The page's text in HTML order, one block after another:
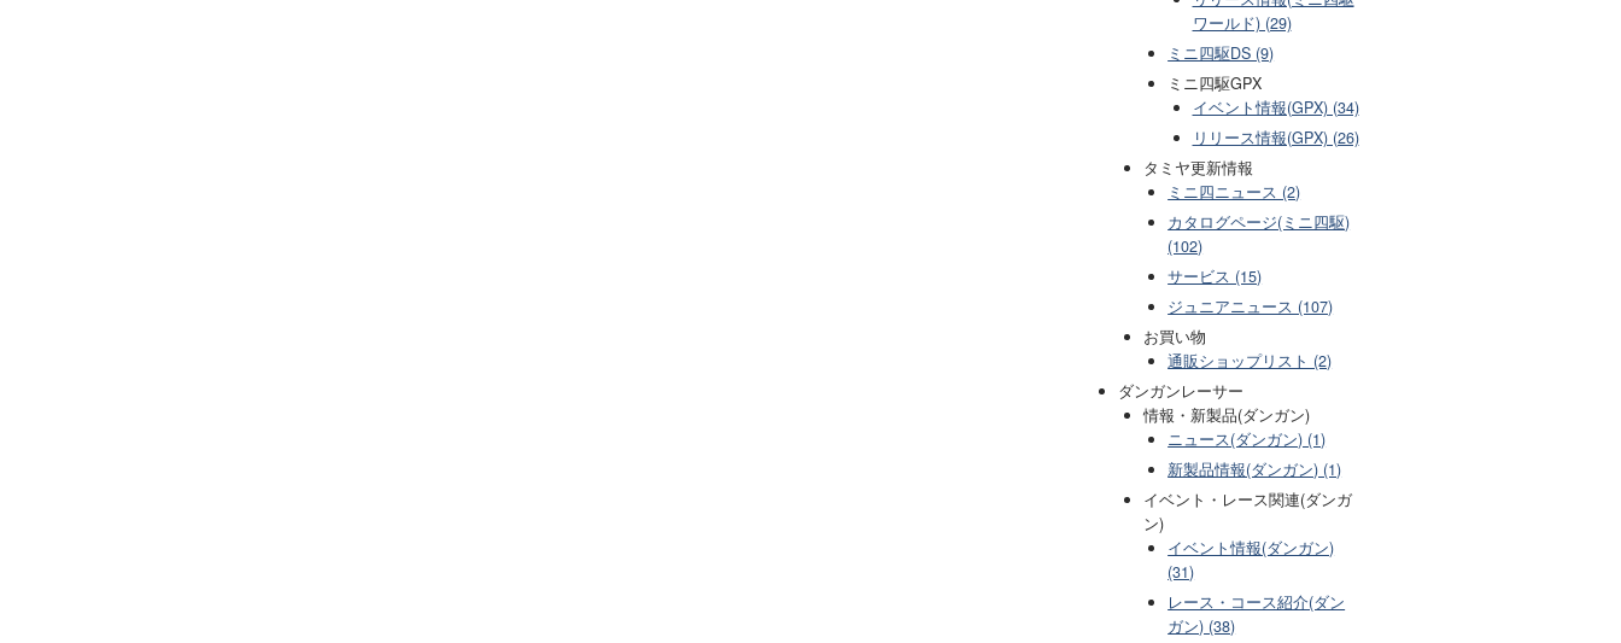
ワールド) (29)
ミニ四駆DS (9)
ミニ四駆GPX
イベント情報(GPX) (34)
リリース情報(GPX) (26)
タミヤ更新情報
ミニ四ニュース (2)
カタログページ(ミニ四駆)
(102)
サービス (15)
ジュニアニュース (107)
お買い物
通販ショップリスト (2)
ダンガンレーサー
情報・新製品(ダンガン)
ニュース(ダンガン) (1)
新製品情報(ダンガン) (1)
イベント・レース関連(ダンガ
ン)
イベント情報(ダンガン)
(31)
レース・コース紹介(ダン
ガン) (38)